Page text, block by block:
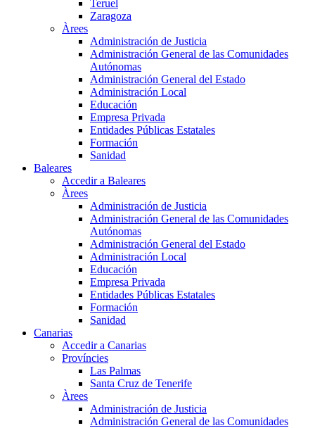
Teruel
Zaragoza
Àrees
Administración de Justicia
Administración General de las Comunidades
Autónomas
Administración General del Estado
Administración Local
Educación
Empresa Privada
Entidades Públicas Estatales
Formación
Sanidad
Baleares
Accedir a Baleares
Àrees
Administración de Justicia
Administración General de las Comunidades
Autónomas
Administración General del Estado
Administración Local
Educación
Empresa Privada
Entidades Públicas Estatales
Formación
Sanidad
Canarias
Accedir a Canarias
Províncies
Las Palmas
Santa Cruz de Tenerife
Àrees
Administración de Justicia
Administración General de las Comunidades